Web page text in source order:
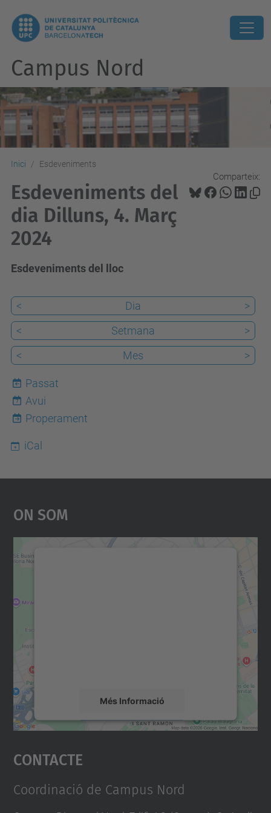
Campus Nord
Inici Esdeveniments
Comparteix:
Esdeveniments del
dia Dilluns, 4. Març
2024
Esdeveniments del lloc
< Dia
>
<
Setmana
>
<
Mes >
Passat
7
Avui
Properament
iCal
On Som
Més Informació
Accepta
powered by
Contacte
Coordinació de Campus Nord